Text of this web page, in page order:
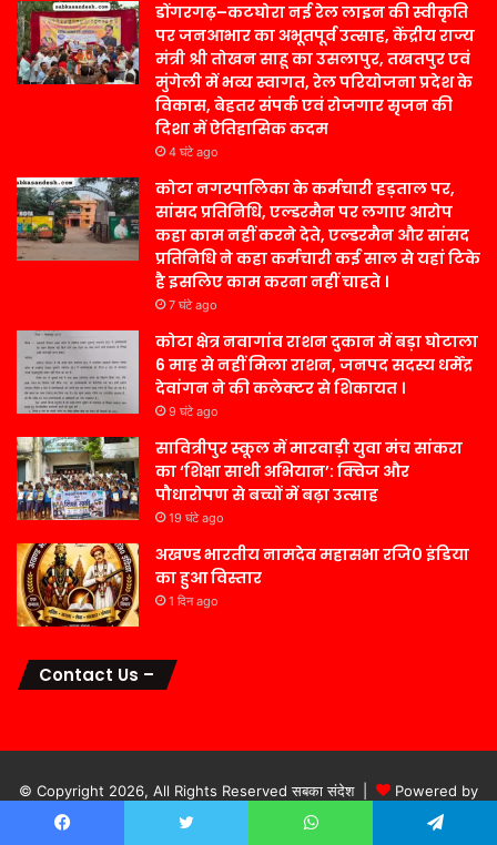
डोंगरगढ़–कटघोरा नई रेल लाइन की स्वीकृति
पर जनआभार का अभूतपूर्व उत्साह, केंद्रीय राज्य
मंत्री श्री तोखन साहू का उसलापुर, तखतपुर एवं
मुंगेली में भव्य स्वागत, रेल परियोजना प्रदेश के
विकास, बेहतर संपर्क एवं रोजगार सृजन की
दिशा में ऐतिहासिक कदम
4 घंटे ago
कोटा नगरपालिका के कर्मचारी हड़ताल पर,
सांसद प्रतिनिधि, एल्डरमैन पर लगाए आरोप
कहा काम नहीं करने देते, एल्डरमैन और सांसद
प्रतिनिधि ने कहा कर्मचारी कई साल से यहां टिके
है इसलिए काम करना नहीं चाहते ।
7 घंटे ago
कोटा क्षेत्र नवागांव राशन दुकान में बड़ा घोटाला
6 माह से नहीं मिला राशन, जनपद सदस्य धर्मेंद्र
देवांगन ने की कलेक्टर से शिकायत ।
9 घंटे ago
सावित्रीपुर स्कूल में मारवाड़ी युवा मंच सांकरा
का ‘शिक्षा साथी अभियान’: क्विज और
पौधारोपण से बच्चों में बढ़ा उत्साह
19 घंटे ago
अखण्ड भारतीय नामदेव महासभा रजि0 इंडिया
का हुआ विस्तार
1 दिन ago
Contact Us –
© Copyright 2026, All Rights Reserved सबका संदेश |
Powered by
Digital Motion Technologies